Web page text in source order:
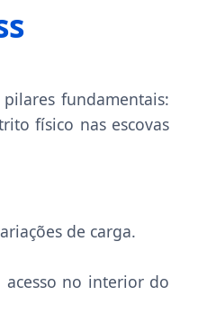
fundamentais:
físico nas escovas
de carga.
no interior do